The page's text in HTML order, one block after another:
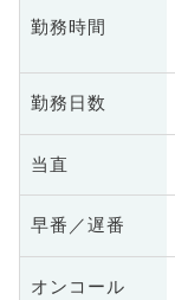
勤務時間
勤務日数
当直
早番／遅番
オンコール